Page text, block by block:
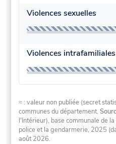
Violences sexuelles
Violences intrafamiliales
≈ : valeur non publiée (secret
communes du département.
l'Intérieur), base communale de
police et la gendarmerie, 2025
août 2026.